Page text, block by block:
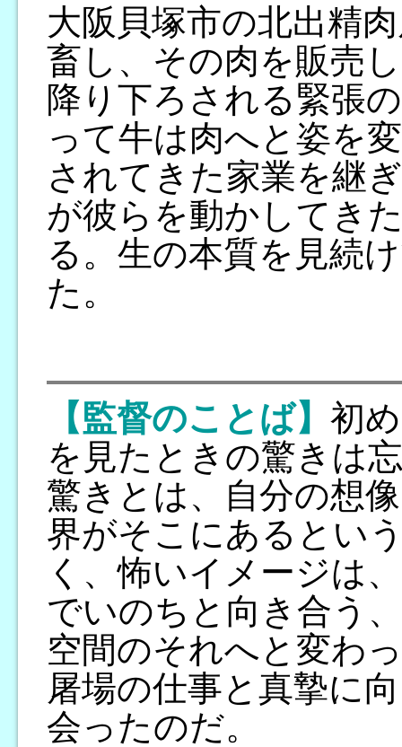
大阪貝塚市の北出精
畜し、その肉を販売
降り下ろされる緊張
って牛は肉へと姿を
されてきた家業を継
が彼らを動かしてき
る。生の本質を見続
た。
【監督のことば】 初
を見たときの驚きは
驚きとは、自分の想
界がそこにあるとい
く、怖いイメージは
でいのちと向き合う
空間のそれへと変わ
屠場の仕事と真摯に
会ったのだ。